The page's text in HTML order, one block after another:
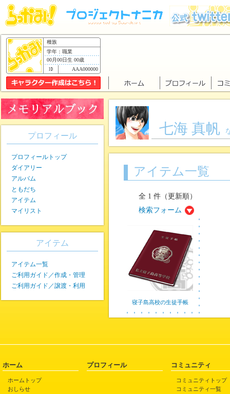
種族
学年：職業
00月00日生 00歳
AAA000000
七海 真帆
アイテム一覧
全 1 件（更新順）
検索フォーム
寝子島高校の生徒手帳
プロフィール
プロフィールトップ
ダイアリー
アルバム
ともだち
アイテム
マイリスト
アイテム
アイテム一覧
ご利用ガイド／作成・管理
ご利用ガイド／譲渡・利用
ホーム
ホームトップ
おしらせ
プロフィール コミュニティ
コミュニティトップ
コミュニティ一覧